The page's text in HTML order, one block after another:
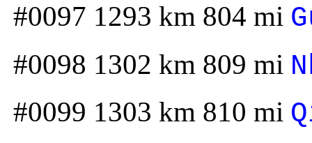
#0097 1293 km 804 mi
#0098 1302 km 809 mi
#0099 1303 km 810 mi